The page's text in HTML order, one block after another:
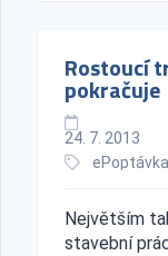
Rostoucí
pokračuje
24. 7. 2013
Největším
stavební